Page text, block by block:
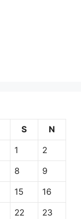
S N
1 2
8 9
15 16
22 23